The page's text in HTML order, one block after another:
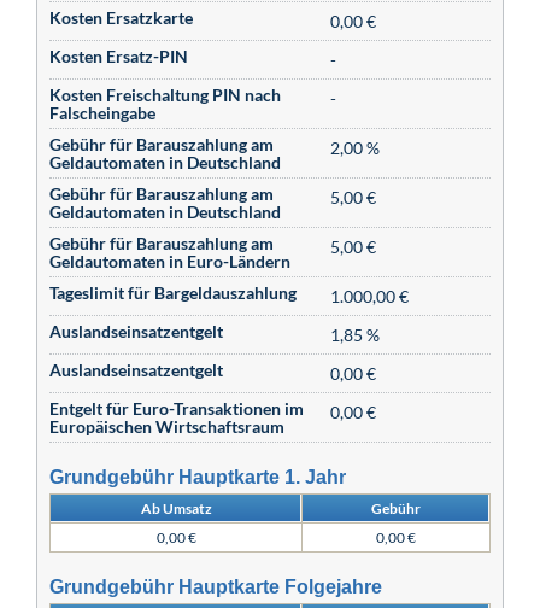
Kosten Ersatzkarte
0,00 €
Kosten Ersatz-PIN
-
Kosten Freischaltung PIN nach
Falscheingabe
-
Gebühr für Barauszahlung am
Geldautomaten in Deutschland
2,00 %
Gebühr für Barauszahlung am
Geldautomaten in Deutschland
5,00 €
Gebühr für Barauszahlung am
Geldautomaten in Euro-Ländern
5,00 €
Tageslimit für Bargeldauszahlung
1.000,00 €
Auslandseinsatzentgelt
1,85 %
Auslandseinsatzentgelt
0,00 €
Entgelt für Euro-Transaktionen im
Europäischen Wirtschaftsraum
0,00 €
Grundgebühr Hauptkarte 1. Jahr
Ab Umsatz
Gebühr
0,00 €
0,00 €
Grundgebühr Hauptkarte Folgejahre